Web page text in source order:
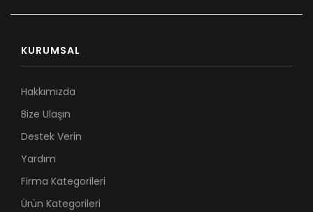
KURUMSAL
Hakkımızda
Bize Ulaşın
Destek Verin
Yardım
Firma Kategorileri
Ürün Kategorileri